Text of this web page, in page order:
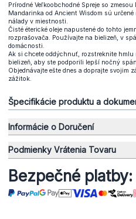
Prírodné Veľkoobchodné Spreje so
Mandarinka od Ancient Wisdom sú
nálady v miestnosti.
Čisté éterické oleje napustené do tohto
rozprašovača. Používajte na bielizeň, v
domácnosti.
Ak si chcete oddýchnuť, rozstreknite
bielizeň, aby ste podporili lepší nočný
Objednávajte ešte dnes a doprajte svojim
zážitok.
Špecifikácie produktu a
Informácie o Doručení
Podmienky Vrátenia Tovaru
Bezpečné platby: